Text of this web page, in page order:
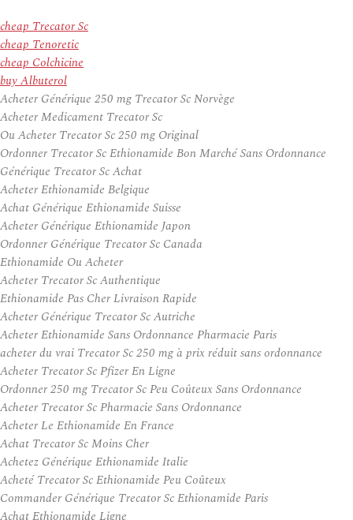
cheap Trecator Sc
cheap Tenoretic
cheap Colchicine
buy Albuterol
Acheter Générique 250 mg Trecator Sc Norvège
Acheter Medicament Trecator Sc
Ou Acheter Trecator Sc 250 mg Original
Ordonner Trecator Sc Ethionamide Bon Marché Sans Ordonnance
Générique Trecator Sc Achat
Acheter Ethionamide Belgique
Achat Générique Ethionamide Suisse
Acheter Générique Ethionamide Japon
Ordonner Générique Trecator Sc Canada
Ethionamide Ou Acheter
Acheter Trecator Sc Authentique
Ethionamide Pas Cher Livraison Rapide
Acheter Générique Trecator Sc Autriche
Acheter Ethionamide Sans Ordonnance Pharmacie Paris
acheter du vrai Trecator Sc 250 mg à prix réduit sans ordonnance
Acheter Trecator Sc Pfizer En Ligne
Ordonner 250 mg Trecator Sc Peu Coûteux Sans Ordonnance
Acheter Trecator Sc Pharmacie Sans Ordonnance
Acheter Le Ethionamide En France
Achat Trecator Sc Moins Cher
Achetez Générique Ethionamide Italie
Acheté Trecator Sc Ethionamide Peu Coûteux
Commander Générique Trecator Sc Ethionamide Paris